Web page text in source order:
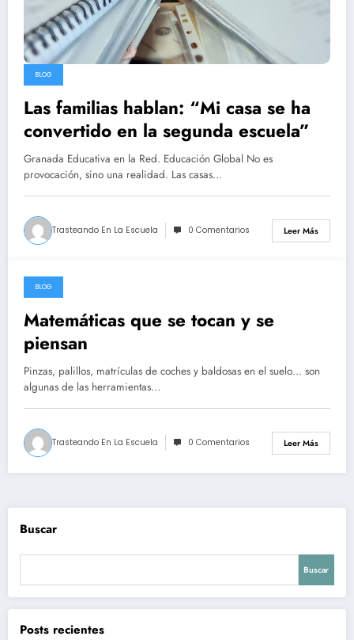
BLOG
Las familias hablan: “Mi casa se ha
convertido en la segunda escuela”
Granada Educativa en la Red. Educación Global No es
provocación, sino una realidad. Las casas…
Trasteando En La Escuela 0 Comentarios Leer Más
marzo 27, 2025
BLOG
Matemáticas que se tocan y se
piensan
Pinzas, palillos, matrículas de coches y baldosas en el suelo… son
algunas de las herramientas…
Trasteando En La Escuela 0 Comentarios Leer Más
Buscar
Buscar
Posts recientes